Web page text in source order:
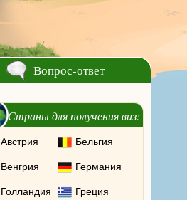
Вопрос-ответ
Страны для получения виз:
Австрия Бельгия
Венгрия Германия
Голландия Греция